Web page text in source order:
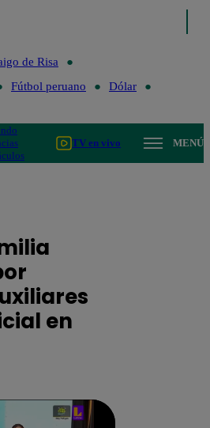
de Risa
Fútbol peruano
Dólar
TV en vivo MENÚ
en